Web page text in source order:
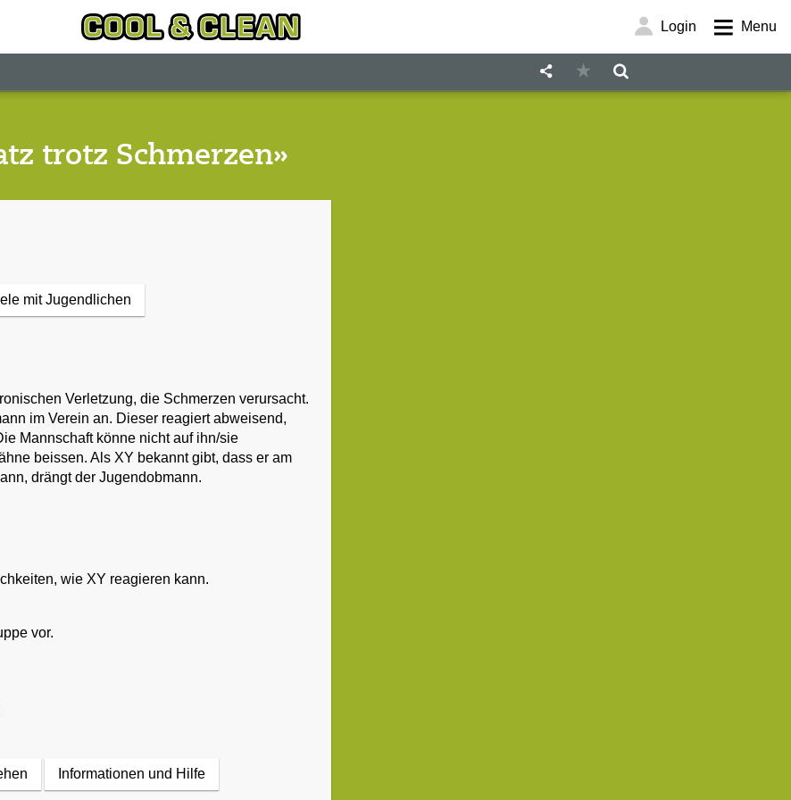
Login
Menu
trotz Schmerzen»
mit Jugendlichen
Verletzung, die Schmerzen verursacht.
im Verein an. Dieser reagiert abweisend,
Mannschaft könne nicht auf ihn/sie
beissen. Als XY bekannt gibt, dass er am
drängt der Jugendobmann.
wie XY reagieren kann.
vor.
Informationen und Hilfe